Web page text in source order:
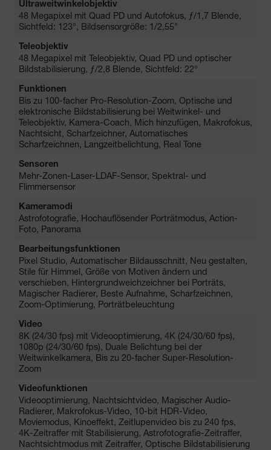
Ultraweitwinkelobjektiv
48 Megapixel mit Quad PD und Autofokus, ƒ/1,7 Blende,
Sichtfeld: 123°, Bildsensorgröße: 1/2,55"
Teleobjektiv
48 Megapixel mit Teleobjektiv, Quad PD und optischer
Bildstabilisierung, ƒ/2,8 Blende, Sichtfeld: 22°
Funktionen
Bis zu 100-facher Pro-Resolution-Zoom, Optische und
elektronische Bildstabilisierung bei Weitwinkel- und
Teleobjektiv, Kamera-Coach, Mich hinzufügen, Makrofokus,
Nachtsicht, Scharfzeichner, Automatisches
Scharfzeichnen, Langzeitbelichtung, Real Tone
Sensoren
Mehr-Zonen-Laser-LDAF-Sensor, Spektral- und
Flimmersensor
Kameramodi
Astrofotografie, Hochauflösender Porträtmodus, Action-
Foto, Panorama
Bearbeitungsfunktionen
Pixel Studio, Automatischer Bildausschnitt, Neu gestalten,
Stile für Himmel, Größe von Motiven ändern und
verschieben, Hintergrundweichzeichner bei Porträts,
Magischer Radierer, Beste Aufnahme, Scharfzeichnen,
Zoom-Optimierung, Porträtbeleuchtung
Video
8K (24/30 fps) mit Videooptimierung, 4K (24/30/60 fps),
1080p (24/30/60 fps), Duale Belichtung bei der
Weitwinkelkamera, Bis zu 20-facher Super-Resolution-
Zoom
Videofunktionen
Videooptimierung, Nachtsichtvideo, Magischer Audio-
Radierer, Makrofokus-Video, 10-bit HDR-Video,
Moviemodus, Kinoeffekt, Zeitlupenvideo bis zu 240 fps,
4K-Zeitraffer mit Stabilisierung, Astrofotografie-Zeitraffer,
Nachtsichtmodus mit Zeitraffer, Optische Bildstabilisierung